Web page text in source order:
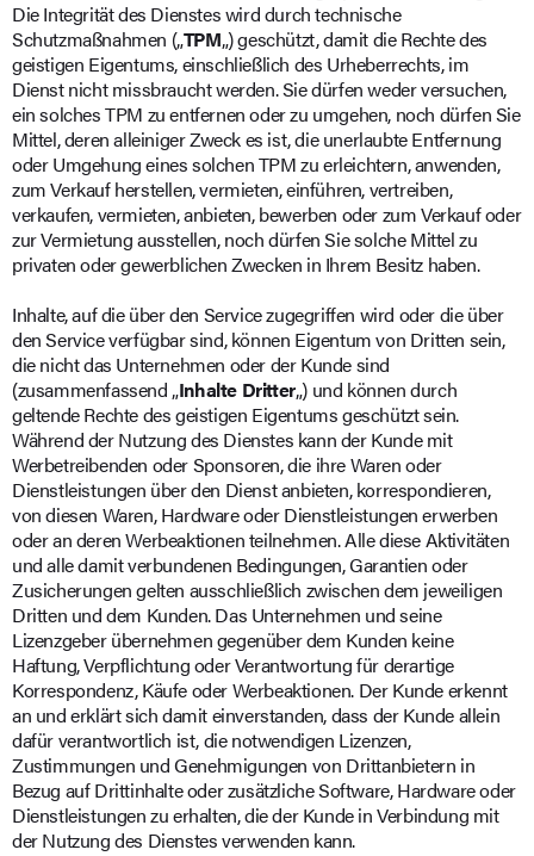
Die Integrität des Dienstes wird durch technische
Schutzmaßnahmen („TPM„) geschützt, damit die Rechte des
geistigen Eigentums, einschließlich des Urheberrechts, im
Dienst nicht missbraucht werden. Sie dürfen weder versuchen,
ein solches TPM zu entfernen oder zu umgehen, noch dürfen Sie
Mittel, deren alleiniger Zweck es ist, die unerlaubte Entfernung
oder Umgehung eines solchen TPM zu erleichtern, anwenden,
zum Verkauf herstellen, vermieten, einführen, vertreiben,
verkaufen, vermieten, anbieten, bewerben oder zum Verkauf oder
zur Vermietung ausstellen, noch dürfen Sie solche Mittel zu
privaten oder gewerblichen Zwecken in Ihrem Besitz haben.
Inhalte, auf die über den Service zugegriffen wird oder die über
den Service verfügbar sind, können Eigentum von Dritten sein,
die nicht das Unternehmen oder der Kunde sind
(zusammenfassend „Inhalte Dritter„) und können durch
geltende Rechte des geistigen Eigentums geschützt sein.
Während der Nutzung des Dienstes kann der Kunde mit
Werbetreibenden oder Sponsoren, die ihre Waren oder
Dienstleistungen über den Dienst anbieten, korrespondieren,
von diesen Waren, Hardware oder Dienstleistungen erwerben
oder an deren Werbeaktionen teilnehmen. Alle diese Aktivitäten
und alle damit verbundenen Bedingungen, Garantien oder
Zusicherungen gelten ausschließlich zwischen dem jeweiligen
Dritten und dem Kunden. Das Unternehmen und seine
Lizenzgeber übernehmen gegenüber dem Kunden keine
Haftung, Verpflichtung oder Verantwortung für derartige
Korrespondenz, Käufe oder Werbeaktionen. Der Kunde erkennt
an und erklärt sich damit einverstanden, dass der Kunde allein
dafür verantwortlich ist, die notwendigen Lizenzen,
Zustimmungen und Genehmigungen von Drittanbietern in
Bezug auf Drittinhalte oder zusätzliche Software, Hardware oder
Dienstleistungen zu erhalten, die der Kunde in Verbindung mit
der Nutzung des Dienstes verwenden kann.